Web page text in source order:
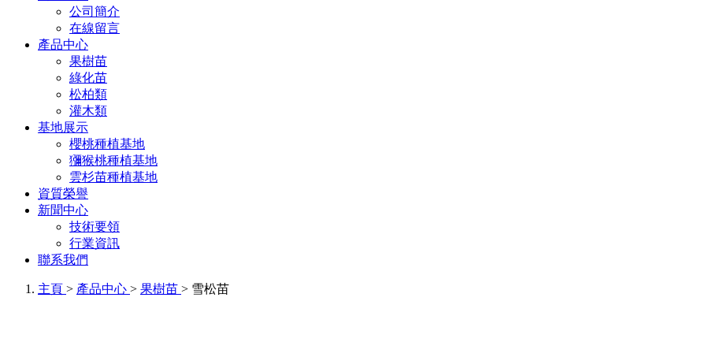
公司簡介
在線留言
產品中心
果樹苗
綠化苗
松柏類
灌木類
基地展示
櫻桃種植基地
獼猴桃種植基地
雲杉苗種植基地
資質榮譽
新聞中心
技術要領
行業資訊
聯系我們
主頁 > 產品中心 > 果樹苗 > 雪松苗